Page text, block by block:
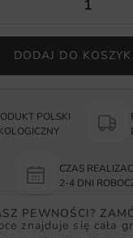
DODAJ DO
POLSKI
CZAS
2-4 DNI
PEWNOŚCI?
znajduje się cała